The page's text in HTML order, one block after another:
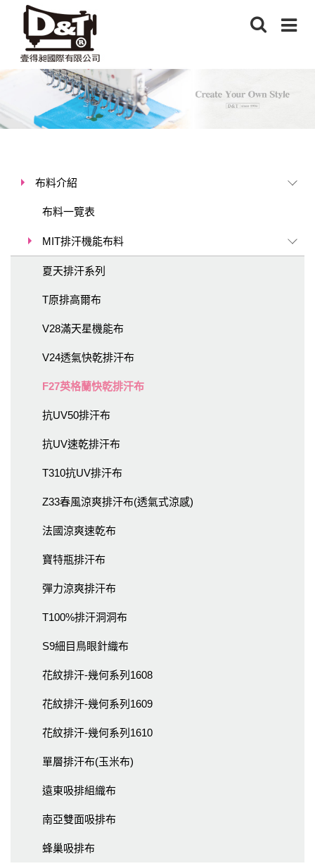
布料介紹
布料一覽表
MIT排汗機能布料
夏天排汗系列
T原排高爾布
V28滿天星機能布
V24透氣快乾排汗布
F27英格蘭快乾排汗布
抗UV50排汗布
抗UV速乾排汗布
T310抗UV排汗布
Z33春風涼爽排汗布(透氣式涼感)
法國涼爽速乾布
寶特瓶排汗布
彈力涼爽排汗布
T100%排汗洞洞布
S9細目鳥眼針織布
花紋排汗-幾何系列1608
花紋排汗-幾何系列1609
花紋排汗-幾何系列1610
單層排汗布(玉米布)
遠東吸排組織布
南亞雙面吸排布
蜂巢吸排布